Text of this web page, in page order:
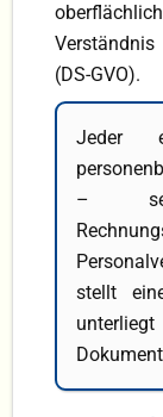
(DS-GVO).
Jeder
– sei
stellt